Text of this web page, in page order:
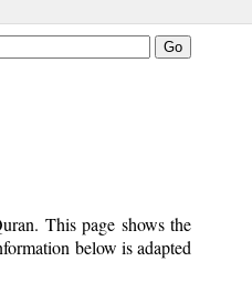
This page shows the
below is adapted